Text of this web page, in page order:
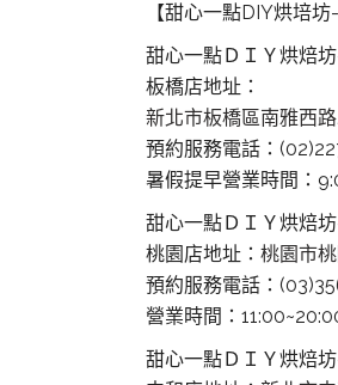
【甜心一點DIY烘培坊
甜心一點ＤＩＹ烘焙
板橋店地址：
新北市板橋區南雅西
預約服務電話：
暑假提早營業時間：
甜心一點ＤＩＹ烘焙
桃園店地址： 桃園市
預約服務電話：
營業時間：
甜心一點ＤＩＹ烘焙